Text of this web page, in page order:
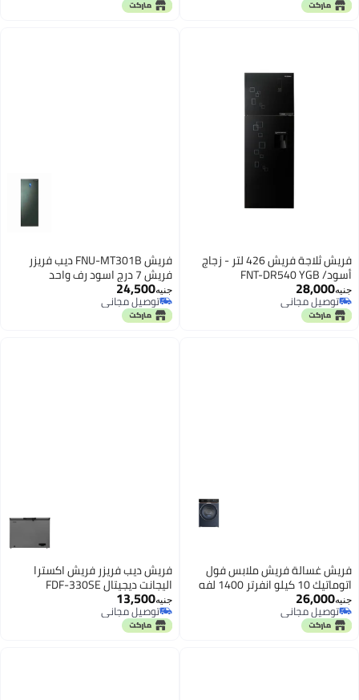
توصيل مجاني توصيل مجاني
فريش ثلاجة فريش 426 لتر - زجاج
أسود/ FNT-DR540 YGB
جنيه28,000
توصيل مجاني
توصيل مجاني
فريش FNU-MT301B ديب فريزر
فريش 7 درج اسود رف واحد
جنيه24,500
توصيل مجاني
توصيل مجاني
فريش غسالة فريش ملابس فول
اتوماتيك 10 كيلو انفرتر 1400 لفه
لون أزرق F-500017757
جنيه26,000
توصيل مجاني
توصيل مجاني
فريش ديب فريزر فريش اكسترا
اليجانت ديجيتال FDF-330SE
جنيه13,500
توصيل مجاني
توصيل مجاني